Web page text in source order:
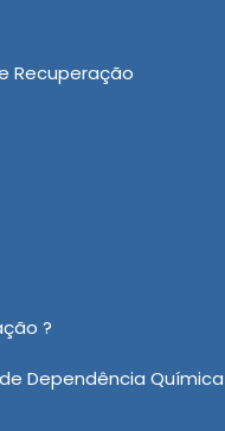
Recuperação
?
Dependência Química
e
fim de disponibilizar
qualificados, a